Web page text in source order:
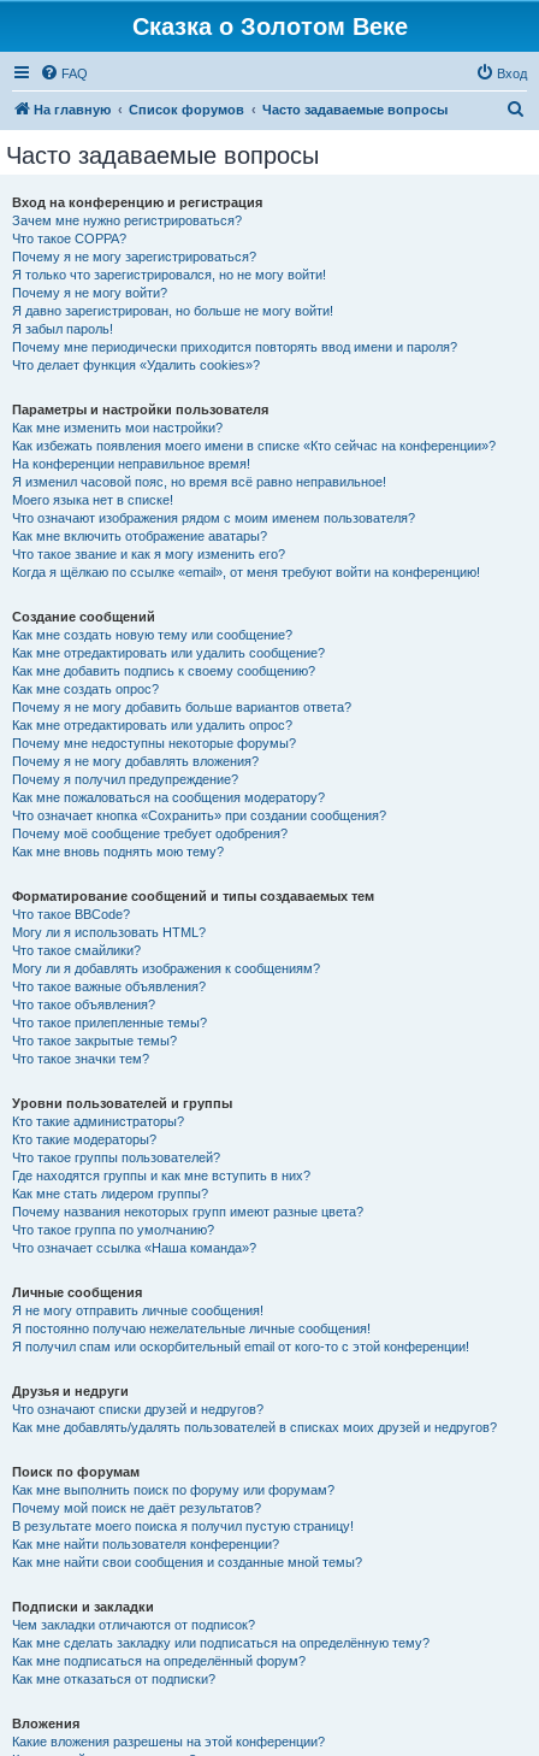
Сказка о Золотом Веке
FAQ Вход
На главную Список форумов Часто задаваемые вопросы
Часто задаваемые вопросы
Вход на конференцию и регистрация
Зачем мне нужно регистрироваться?
Что такое COPPA?
Почему я не могу зарегистрироваться?
Я только что зарегистрировался, но не могу войти!
Почему я не могу войти?
Я давно зарегистрирован, но больше не могу войти!
Я забыл пароль!
Почему мне периодически приходится повторять ввод имени и пароля?
Что делает функция «Удалить cookies»?
Параметры и настройки пользователя
Как мне изменить мои настройки?
Как избежать появления моего имени в списке «Кто сейчас на конференции»?
На конференции неправильное время!
Я изменил часовой пояс, но время всё равно неправильное!
Моего языка нет в списке!
Что означают изображения рядом с моим именем пользователя?
Как мне включить отображение аватары?
Что такое звание и как я могу изменить его?
Когда я щёлкаю по ссылке «email», от меня требуют войти на конференцию!
Создание сообщений
Как мне создать новую тему или сообщение?
Как мне отредактировать или удалить сообщение?
Как мне добавить подпись к своему сообщению?
Как мне создать опрос?
Почему я не могу добавить больше вариантов ответа?
Как мне отредактировать или удалить опрос?
Почему мне недоступны некоторые форумы?
Почему я не могу добавлять вложения?
Почему я получил предупреждение?
Как мне пожаловаться на сообщения модератору?
Что означает кнопка «Сохранить» при создании сообщения?
Почему моё сообщение требует одобрения?
Как мне вновь поднять мою тему?
Форматирование сообщений и типы создаваемых тем
Что такое BBCode?
Могу ли я использовать HTML?
Что такое смайлики?
Могу ли я добавлять изображения к сообщениям?
Что такое важные объявления?
Что такое объявления?
Что такое прилепленные темы?
Что такое закрытые темы?
Что такое значки тем?
Уровни пользователей и группы
Кто такие администраторы?
Кто такие модераторы?
Что такое группы пользователей?
Где находятся группы и как мне вступить в них?
Как мне стать лидером группы?
Почему названия некоторых групп имеют разные цвета?
Что такое группа по умолчанию?
Что означает ссылка «Наша команда»?
Личные сообщения
Я не могу отправить личные сообщения!
Я постоянно получаю нежелательные личные сообщения!
Я получил спам или оскорбительный email от кого-то с этой конференции!
Друзья и недруги
Что означают списки друзей и недругов?
Как мне добавлять/удалять пользователей в списках моих друзей и недругов?
Поиск по форумам
Как мне выполнить поиск по форуму или форумам?
Почему мой поиск не даёт результатов?
В результате моего поиска я получил пустую страницу!
Как мне найти пользователя конференции?
Как мне найти свои сообщения и созданные мной темы?
Подписки и закладки
Чем закладки отличаются от подписок?
Как мне сделать закладку или подписаться на определённую тему?
Как мне подписаться на определённый форум?
Как мне отказаться от подписки?
Вложения
Какие вложения разрешены на этой конференции?